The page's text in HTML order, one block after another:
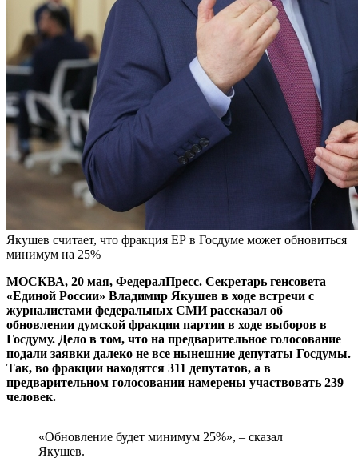
Якушев считает, что фракция ЕР в Госдуме может обновиться
минимум на 25%
МОСКВА, 20 мая, ФедералПресс. Секретарь генсовета
«Единой России» Владимир Якушев в ходе встречи с
журналистами федеральных СМИ рассказал об
обновлении думской фракции партии в ходе выборов в
Госдуму. Дело в том, что на предварительное голосование
подали заявки далеко не все нынешние депутаты Госдумы.
Так, во фракции находятся 311 депутатов, а в
предварительном голосовании намерены участвовать 239
человек.
«Обновление будет минимум 25%», – сказал
Якушев.